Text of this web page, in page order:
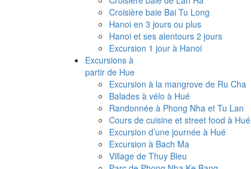
Croisière baie Bai Tu Long
Hanoi en 3 jours ou plus
Hanoi et ses alentours 2 jours
Excursion 1 jour à Hanoi
Excursions à
partir de Hue
Excursion à la mangrove de Ru Cha
Balades à vélo à Hué
Randonnée à Phong Nha et Tu Lan
Cours de cuisine et street food à Hué
Excursion d’une journée à Hué
Excursion à Bach Ma
Village de Thuy Bieu